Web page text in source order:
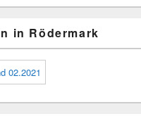
in Rödermark